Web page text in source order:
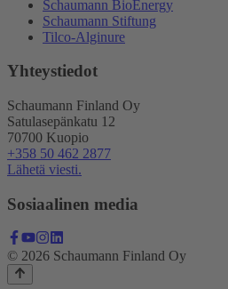
Schaumann BioEnergy
Schaumann Stiftung
Tilco-Alginure
Yhteystiedot
Schaumann Finland Oy
Satulasepänkatu 12
70700 Kuopio
+358 50 462 2877
Lähetä viesti.
Sosiaalinen media
© 2026 Schaumann Finland Oy